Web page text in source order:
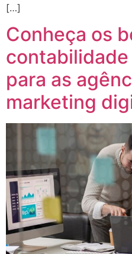
[…]
Conheça os
para as
marketing